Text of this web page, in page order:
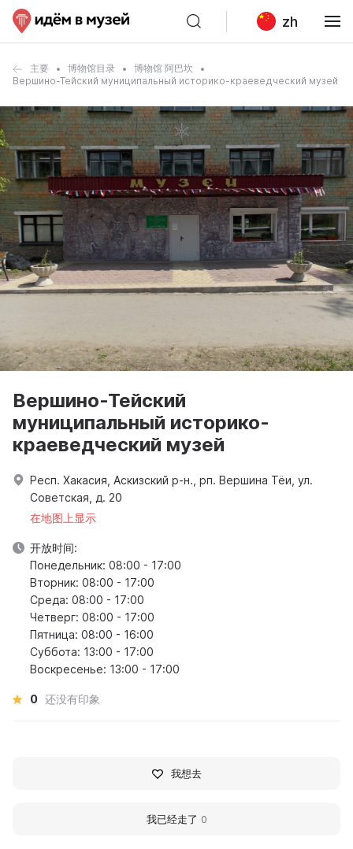
zh
主要 博物馆目录
博物馆 阿巴坎
Вершино-Тейский муниципальный историко-краеведческий музей
Вершино-Тейский
муниципальный историко-
краеведческий музей
Респ. Хакасия, Аскизский р-н., рп. Вершина Тёи, ул.
Советская, д. 20
在地图上显示
开放时间:
Понедельник: 08:00 - 17:00
Вторник: 08:00 - 17:00
Среда: 08:00 - 17:00
Четверг: 08:00 - 17:00
Пятница: 08:00 - 16:00
Суббота: 13:00 - 17:00
Воскресенье: 13:00 - 17:00
0 还没有印象
我想去
我已经走了 0